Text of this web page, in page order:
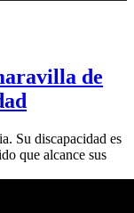
de
Su discapacidad es
que alcance sus